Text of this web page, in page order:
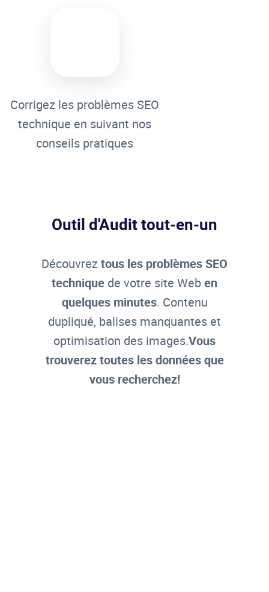
Corrigez les problèmes SEO
technique en suivant nos
conseils pratiques
Outil d'Audit tout-en-un
Découvreztous les problèmes SEO
technique de votre site Weben
quelques minutes. Contenu
dupliqué, balises manquantes et
optimisation des images.Vous
trouverez toutes les données que
vous recherchez!